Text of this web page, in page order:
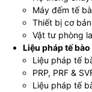
Máy đếm tế
Thiết bị cơ bản
Vật tư phòng
Liệu pháp tế bào
Liệu pháp tế
PRP, PRF &
Liệu pháp tế